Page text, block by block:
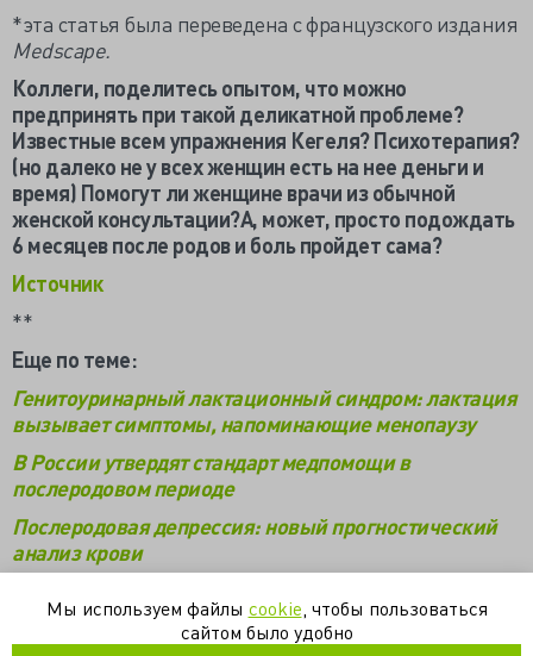
*эта статья была переведена с французского издания
Medscape.
Коллеги, поделитесь опытом, что можно
предпринять при такой деликатной проблеме?
Известные всем упражнения Кегеля? Психотерапия?
(но далеко не у всех женщин есть на нее деньги и
время) Помогут ли женщине врачи из обычной
женской консультации?А, может, просто подождать
6 месяцев после родов и боль пройдет сама?
Источник
**
Еще по теме:
Генитоуринарный лактационный синдром: лактация
вызывает симптомы, напоминающие менопаузу
В России утвердят стандарт медпомощи в
послеродовом периоде
Послеродовая депрессия: новый прогностический
анализ крови
акушерство гинекология
женская сексуальная дисфункция
Мы используем файлы cookie , чтобы пользоваться
сайтом было удобно